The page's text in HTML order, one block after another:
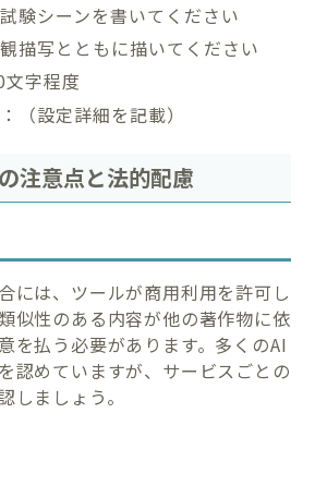
験シーンを書いてください
描写とともに描いてください
字程度
（設定詳細を記載）
注意点と法的配慮
には、ツールが商用利用を許可し
似性のある内容が他の著作物に依
を払う必要があります。多くのAI
認めていますが、サービスごとの
しましょう。